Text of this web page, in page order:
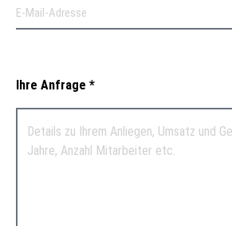
Ihre Anfrage